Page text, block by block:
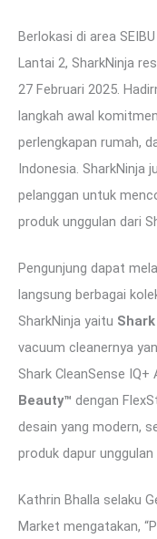
Berlokasi di area
Lantai 2, SharkNinja
27 Februari 2025.
langkah awal
perlengkapan rumah,
Indonesia. SharkNinja
pelanggan untuk
produk unggulan dari
Pengunjung dapat
langsung berbagai
SharkNinja yaitu
vacuum cleanernya
Shark CleanSense
Beauty™ dengan
desain yang modern,
produk dapur
Kathrin Bhalla selaku
Market mengatakan,